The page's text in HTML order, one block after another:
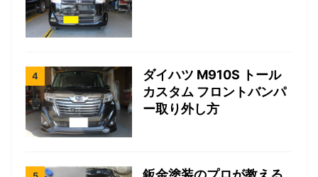
ダイハツ M910S トール
カスタム フロントバンパ
ー取り外し方